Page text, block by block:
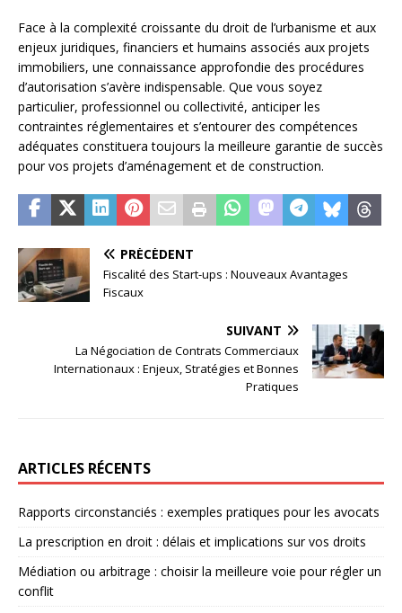
Face à la complexité croissante du droit de l’urbanisme et aux
enjeux juridiques, financiers et humains associés aux projets
immobiliers, une connaissance approfondie des procédures
d’autorisation s’avère indispensable. Que vous soyez
particulier, professionnel ou collectivité, anticiper les
contraintes réglementaires et s’entourer des compétences
adéquates constituera toujours la meilleure garantie de succès
pour vos projets d’aménagement et de construction.
PRÉCÉDENT
Fiscalité des Start-ups : Nouveaux Avantages
Fiscaux
SUIVANT
La Négociation de Contrats Commerciaux
Internationaux : Enjeux, Stratégies et Bonnes
Pratiques
ARTICLES RÉCENTS
Rapports circonstanciés : exemples pratiques pour les avocats
La prescription en droit : délais et implications sur vos droits
Médiation ou arbitrage : choisir la meilleure voie pour régler un
conflit